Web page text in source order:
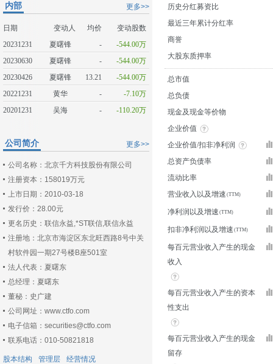
更多>>
内部
日期 变动人 均价
变动股数
20231231
夏曙锋 -
-544.00万
20230630
夏曙锋 -
-544.00万
20230426
夏曙锋 13.21
-544.00万
20221231
黄华 -
-7.10万
20201231
吴海 - -110.20万
更多>>
公司简介
公司名称：北京千方科技股份有限公司
注册资本：158019万元
上市日期：2010-03-18
发行价：28.00元
更名历史：联信永益,*ST联信,联信永益
注册地：北京市海淀区东北旺西路8号中关
村软件园一期27号楼B座501室
法人代表：夏曙东
总经理：夏曙东
董秘：史广建
公司网址：www.ctfo.com
电子信箱：securities@ctfo.com
联系电话：010-50821818
股本结构 管理层 经营情况
历史分红募资比
最近三年累计分红率
商誉
大股东质押率
总市值
总负债
现金及现金等价物
企业价值
企业价值/扣非净利润
总资产负债率
流动比率
营业收入以及增速
净利润以及增速
扣非净利润以及增速
每百元营业收入产生的现金
收入
每百元营业收入产生的资本
性支出
每百元营业收入产生的现金
留存